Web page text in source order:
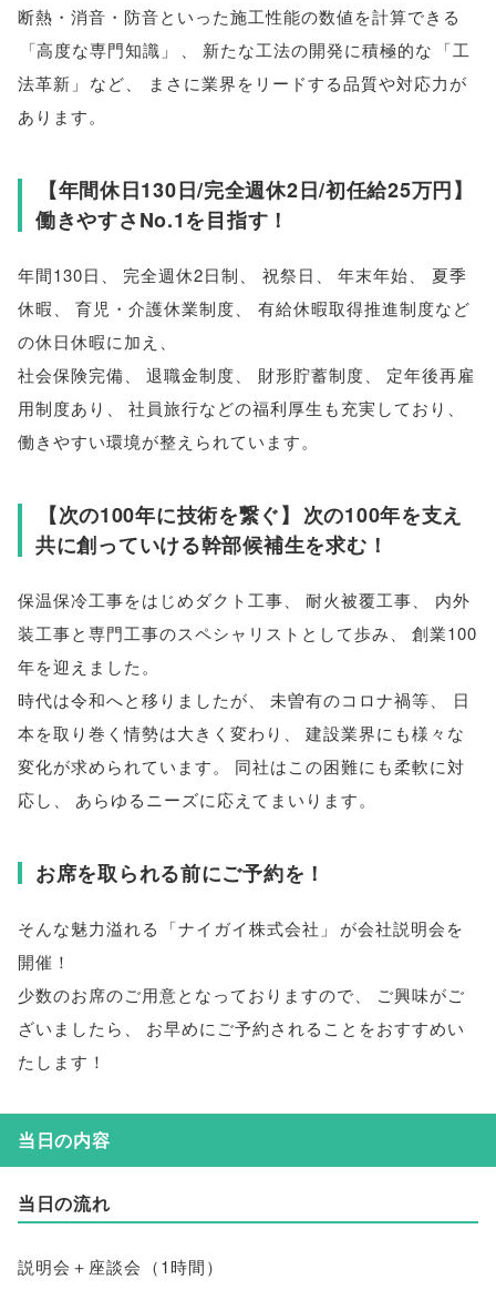
断熱・消音・防音といった施工性能の数値を計算できる
「高度な専門知識 」 、 新たな工法の開発に積極的な 「工
法革新 」 など、
まさに業界をリードする品質や対応力が
あります。
【年間休日130日/完全週休2日/初任給25万円】
働きやすさNo.1を目指す！
年間130日 完全週休2日制 祝祭日 年末年始
夏季
休暇
育児・介護休業制度
有給休暇取得推進制度など
の休日休暇に加え
社会保険完備
退職金制度 財形貯蓄制度
定年後再雇
用制度あり
社員旅行などの福利厚生も充実しており
働きやすい環境が整えられています。
【次の100年に技術を繋ぐ】 次の100年を支え
共に創っていける幹部候補生を求む！
保温保冷工事をはじめダクト工事 耐火被覆工事
内外
装工事と専門工事のスペシャリストとして歩み
創業100
年を迎えました 。
時代は令和へと移りましたが
未曽有のコロナ禍等
日
本を取り巻く情勢は大きく変わり
建設業界にも様々な
変化が求められています。
同社はこの困難にも柔軟に対
応し
あらゆるニーズに応えてまいります。
お席を取られる前にご予約を！
そんな魅力溢れる 「ナイガイ株式会社 」
が会社説明会を
開催！
少数のお席のご用意となっておりますので
ご興味がご
ざいましたら
お早めにご予約されることをおすすめい
たします！
当日の内容
当日の流れ
説明会＋座談会 （1時間）